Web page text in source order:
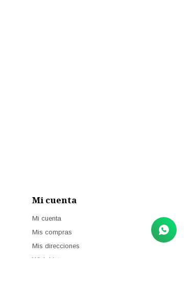
Mi cuenta
Mi cuenta
Mis compras
Mis direcciones
Wish List